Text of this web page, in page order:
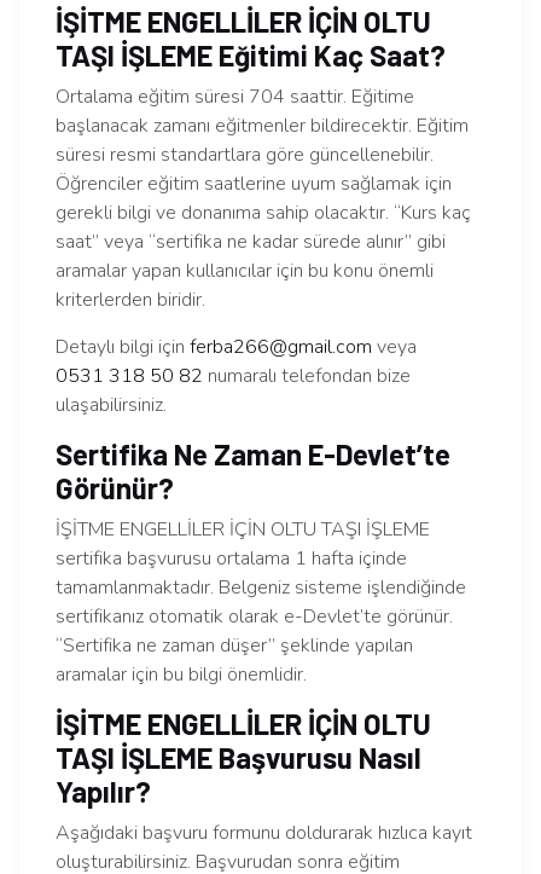
İŞİTME ENGELLİLER İÇİN OLTU
TAŞI İŞLEME Eğitimi Kaç Saat?
Ortalama eğitim süresi 704 saattir. Eğitime
başlanacak zamanı eğitmenler bildirecektir. Eğitim
süresi resmi standartlara göre güncellenebilir.
Öğrenciler eğitim saatlerine uyum sağlamak için
gerekli bilgi ve donanıma sahip olacaktır. “Kurs kaç
saat” veya “sertifika ne kadar sürede alınır” gibi
aramalar yapan kullanıcılar için bu konu önemli
kriterlerden biridir.
Detaylı bilgi için ferba266@gmail.com veya
0531 318 50 82 numaralı telefondan bize
ulaşabilirsiniz.
Sertifika Ne Zaman E-Devlet’te
Görünür?
İŞİTME ENGELLİLER İÇİN OLTU TAŞI İŞLEME
sertifika başvurusu ortalama 1 hafta içinde
tamamlanmaktadır. Belgeniz sisteme işlendiğinde
sertifikanız otomatik olarak e-Devlet’te görünür.
“Sertifika ne zaman düşer” şeklinde yapılan
aramalar için bu bilgi önemlidir.
İŞİTME ENGELLİLER İÇİN OLTU
TAŞI İŞLEME Başvurusu Nasıl
Yapılır?
Aşağıdaki başvuru formunu doldurarak hızlıca kayıt
oluşturabilirsiniz. Başvurudan sonra eğitim